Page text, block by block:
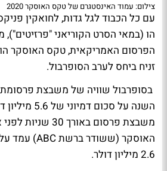
צילום: עמוד האינסטגרם של טקס האוסקר 2020
עם כל הכבוד לגל גדות, לחואקין
הו (במאי הסרט הקוריאני
הפרסום האמריקאית, טקס האוסקר
זניח ביחס לערב הסופרבול.
השנה על סכום
משבצת פרסום באורך
2.6 מיליון דולר.